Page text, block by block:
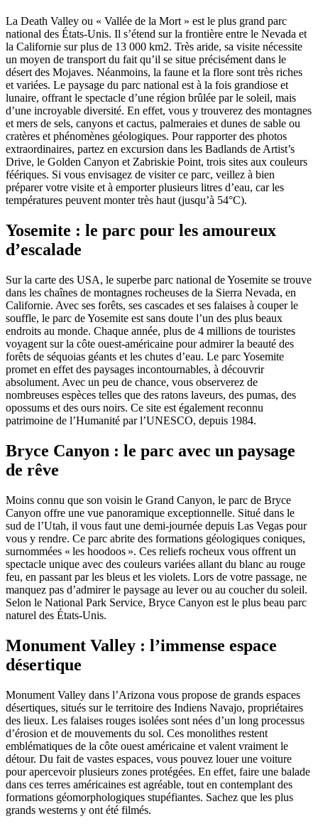
La Death Valley ou « Vallée de la Mort » est le plus grand parc
national des États-Unis. Il s’étend sur la frontière entre le Nevada et
la Californie sur plus de 13 000 km2. Très aride, sa visite nécessite
un moyen de transport du fait qu’il se situe précisément dans le
désert des Mojaves. Néanmoins, la faune et la flore sont très riches
et variées. Le paysage du parc national est à la fois grandiose et
lunaire, offrant le spectacle d’une région brûlée par le soleil, mais
d’une incroyable diversité. En effet, vous y trouverez des montagnes
et mers de sels, canyons et cactus, palmeraies et dunes de sable ou
cratères et phénomènes géologiques. Pour rapporter des photos
extraordinaires, partez en excursion dans les Badlands de Artist’s
Drive, le Golden Canyon et Zabriskie Point, trois sites aux couleurs
féériques. Si vous envisagez de visiter ce parc, veillez à bien
préparer votre visite et à emporter plusieurs litres d’eau, car les
températures peuvent monter très haut (jusqu’à 54°C).
Yosemite : le parc pour les amoureux
d’escalade
Sur la carte des USA, le superbe parc national de Yosemite se trouve
dans les chaînes de montagnes rocheuses de la Sierra Nevada, en
Californie. Avec ses forêts, ses cascades et ses falaises à couper le
souffle, le parc de Yosemite est sans doute l’un des plus beaux
endroits au monde. Chaque année, plus de 4 millions de touristes
voyagent sur la côte ouest-américaine pour admirer la beauté des
forêts de séquoias géants et les chutes d’eau. Le parc Yosemite
promet en effet des paysages incontournables, à découvrir
absolument. Avec un peu de chance, vous observerez de
nombreuses espèces telles que des ratons laveurs, des pumas, des
opossums et des ours noirs. Ce site est également reconnu
patrimoine de l’Humanité par l’UNESCO, depuis 1984.
Bryce Canyon : le parc avec un paysage
de rêve
Moins connu que son voisin le Grand Canyon, le parc de Bryce
Canyon offre une vue panoramique exceptionnelle. Situé dans le
sud de l’Utah, il vous faut une demi-journée depuis Las Vegas pour
vous y rendre. Ce parc abrite des formations géologiques coniques,
surnommées « les hoodoos ». Ces reliefs rocheux vous offrent un
spectacle unique avec des couleurs variées allant du blanc au rouge
feu, en passant par les bleus et les violets. Lors de votre passage, ne
manquez pas d’admirer le paysage au lever ou au coucher du soleil.
Selon le National Park Service, Bryce Canyon est le plus beau parc
naturel des États-Unis.
Monument Valley : l’immense espace
désertique
Monument Valley dans l’Arizona vous propose de grands espaces
désertiques, situés sur le territoire des Indiens Navajo, propriétaires
des lieux. Les falaises rouges isolées sont nées d’un long processus
d’érosion et de mouvements du sol. Ces monolithes restent
emblématiques de la côte ouest américaine et valent vraiment le
détour. Du fait de vastes espaces, vous pouvez louer une voiture
pour apercevoir plusieurs zones protégées. En effet, faire une balade
dans ces terres américaines est agréable, tout en contemplant des
formations géomorphologiques stupéfiantes. Sachez que les plus
grands westerns y ont été filmés.